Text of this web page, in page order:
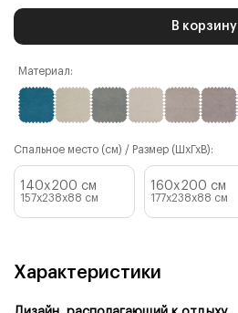
В корзину
Материал:
Спальное место (см) / Размер (ШхГхВ):
140x200 см
157x238x88 см
160x200 см
177x238x88 см
Характеристики